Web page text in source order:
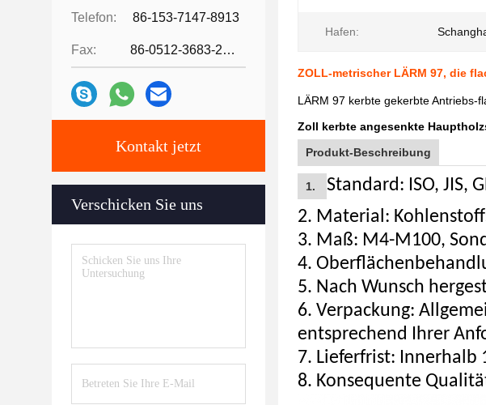
Telefon: 86-153-7147-8913
Fax: 86-0512-3683-2631
Kontakt jetzt
Verschicken Sie uns
Hafen:
ZOLL-metrischer LÄRM 97, die
LÄRM 97 kerbte gekerbte Antriebs-
Zoll kerbte angesenkte
Produkt-Beschreibung
1.
Standard: ISO, JIS,
2. Material:
3. Maß: M4-M100,
4.
5. Nach Wunsch
6. Verpackung:
entsprechend Ihrer
7. Lieferfrist: Innerhalb
8. Konsequente